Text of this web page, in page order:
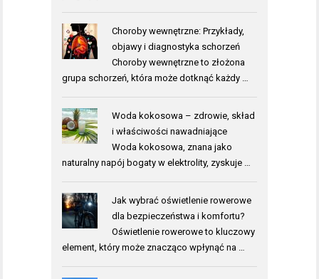
Choroby wewnętrzne: Przykłady,
objawy i diagnostyka schorzeń
Choroby wewnętrzne to złożona
grupa schorzeń, która może dotknąć każdy …
Woda kokosowa – zdrowie, skład
i właściwości nawadniające
Woda kokosowa, znana jako
naturalny napój bogaty w elektrolity, zyskuje …
Jak wybrać oświetlenie rowerowe
dla bezpieczeństwa i komfortu?
Oświetlenie rowerowe to kluczowy
element, który może znacząco wpłynąć na …